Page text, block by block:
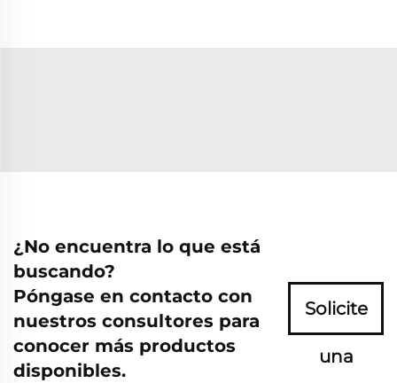
¿No encuentra lo que está
buscando?
Póngase en contacto con
nuestros consultores para
conocer más productos
disponibles.
Solicite
una